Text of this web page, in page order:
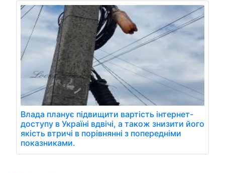
Влада планує підвищити вартість інтернет-
доступу в Україні вдвічі, а також знизити його
якість втричі в порівнянні з попередніми
показниками.